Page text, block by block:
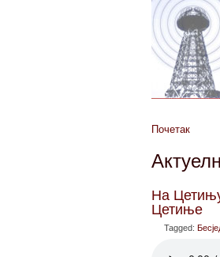
Почетак
На
Цетиње
Tagged: